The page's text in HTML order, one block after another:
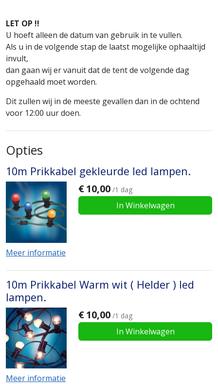
LET OP !!
U hoeft alleen de datum van gebruik in te vullen.
Als u in de volgende stap de laatst mogelijke ophaaltijd
invult,
dan gaan wij er vanuit dat de tent de volgende dag
opgehaald moet worden.
Dit zullen wij in de meeste gevallen dan in de ochtend
voor 12:00 uur doen.
Opties
10m Prikkabel gekleurde led lampen.
€10,00 /1 dag
In Winkelwagen
Meer informatie
10m Prikkabel Warm wit ( Helder ) led
lampen.
€10,00 /1 dag
In Winkelwagen
Meer informatie